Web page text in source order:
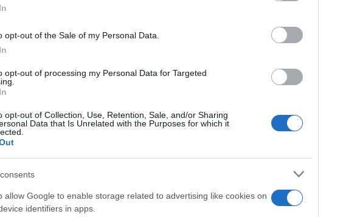
opt-out of the Sale of my Personal Data.
opt-out of processing my Personal Data for Targeted
opt-out of Collection, Use, Retention, Sale, and/or Sharing
Data that Is Unrelated with the Purposes for which it
allow Google to enable storage related to advertising like cookies on
identifiers in apps.
πρόληψη, αναγνώριση, παρέμβαση και το ρόλο
στις 10:00 στην κεντρική αίθουσα της
Η ημερίδα απευθύνεται σε όλους όσους